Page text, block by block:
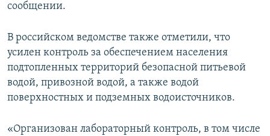
сообщении.
В российском ведомстве также отметили, что
усилен контроль за обеспечением населения
подтопленных территорий безопасной питьевой
водой, привозной водой, а также водой
поверхностных и подземных водоисточников.
«Организован лабораторный контроль, в том числе